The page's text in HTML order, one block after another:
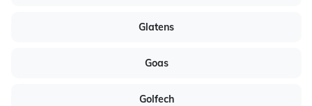
Glatens
Goas
Golfech